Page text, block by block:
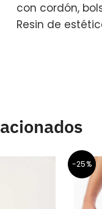
con cordón,
Resin de
-25%